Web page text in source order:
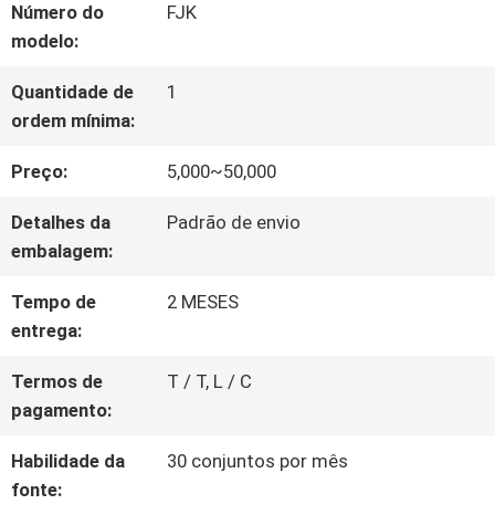
QUALIDADE
CONTACTE-
NOS
NOTÍCIA
PEÇA
CITAÇÕES
MAPA
Número do
modelo:
FJK
Quantidade de
ordem mínima:
1
Preço: 5,000~50,000
Detalhes da
embalagem:
Padrão de envio
Tempo de
entrega:
2 MESES
Termos de
pagamento:
T / T, L / C
Habilidade da
fonte:
30 conjuntos por mês